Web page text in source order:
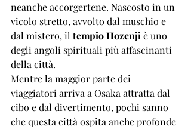
neanche accorgertene. Nascosto in un
vicolo stretto, avvolto dal muschio e
dal mistero, il tempio Hozenji è uno
degli angoli spirituali più affascinanti
della città.
Mentre la maggior parte dei
viaggiatori arriva a Osaka attratta dal
cibo e dal divertimento, pochi sanno
che questa città ospita anche profonde